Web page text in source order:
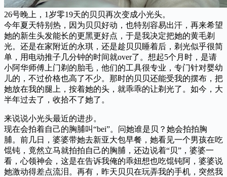
26号晚上，1岁零19天的贝贝再次变成小光头。
今年夏天特别热，因为贝贝好动，也特别容易出汗，再来希望
她的新生头发能长的更黑更好点，于是我决定把她的黄毛剃
光。还是在家附近的永琪，还是趁贝贝睡着后，剃光似乎很简
单，用电动推子几分钟的时间就over了。想起5个月时，是请
小阿华师傅上门剃的胎毛，他们的工具很专业，专门针对婴幼
儿的，不过价格也高了不少。那时的贝贝还能受我的摆布，把
她放在我的腿上，按着她的头，就乖乖的让剃光了。如今，大
半年过去了，收拾不了她了。
来说说小光头最近的进步。
现在会拍着自己的胸脯叫“bei”。问她谁是贝？她会拍拍胸
脯。前几日，婆婆带她去新亚大包早餐，她看见一个男孩在吃
馄钝，竟然立马就拍拍自己的胸脯，还边说着“贝”，婆婆一
看，心领神会，这是在告诉我俺的乖妞想也吃馄钝阿，婆婆说
她激动得差点流泪。再有，昨天贝贝在玩弄我的手机，突然我